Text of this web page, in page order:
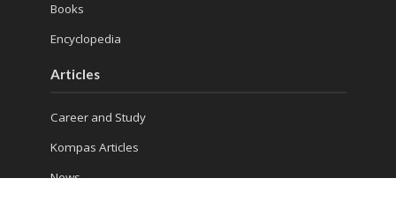
Books
Encyclopedia
Articles
Career and Study
Kompas Articles
News